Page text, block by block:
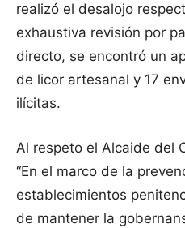
realizó el desalojo
exhaustiva revisión por
directo, se encontró un
de licor artesanal y 17
ilícitas.
Al respeto el Alcaide del
“En el marco de la
establecimientos
de mantener la